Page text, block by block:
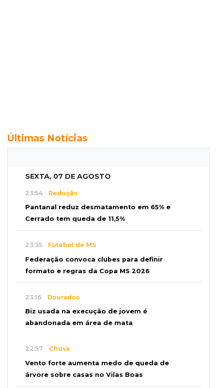
Últimas Notícias
SEXTA, 07 DE AGOSTO
23:54 Redução
Pantanal reduz desmatamento em 65% e
Cerrado tem queda de 11,5%
23:35 Futebol de MS
Federação convoca clubes para definir
formato e regras da Copa MS 2026
23:16 Dourados
Biz usada na execução de jovem é
abandonada em área de mata
22:57 Chuva
Vento forte aumenta medo de queda de
árvore sobre casas no Vilas Boas